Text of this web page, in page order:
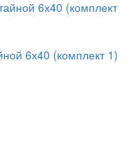
6х40 (комплект 1)